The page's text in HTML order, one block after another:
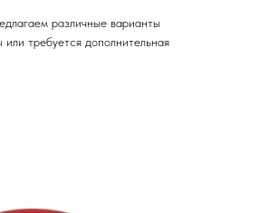
различные варианты
требуется дополнительная